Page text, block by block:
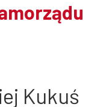
Kukuś